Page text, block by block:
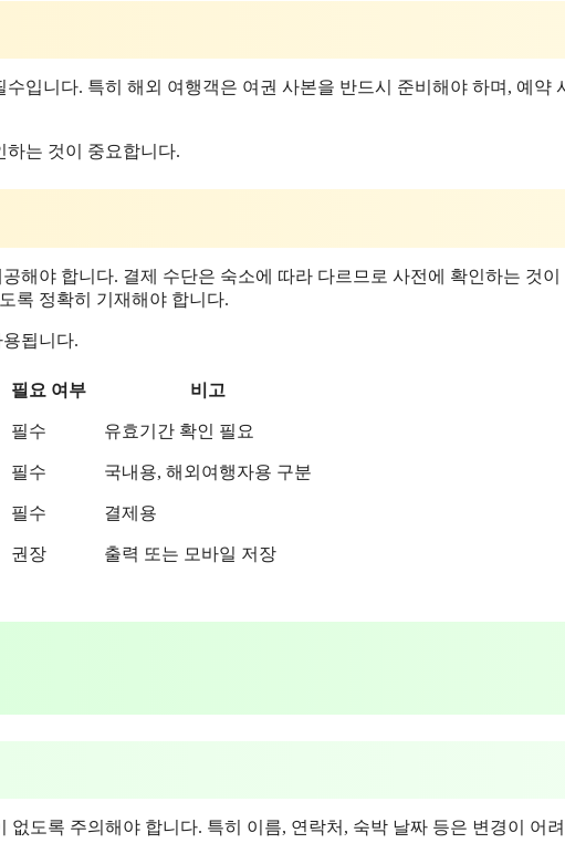
입니다. 특히 해외 여행객은 여권 사본을 반드시 준비해야 하며, 예약
하는 것이 중요합니다.
해야 합니다. 결제 수단은 숙소에 따라 다르므로 사전에 확인하는 것이
록 정확히 기재해야 합니다.
됩니다.
필요 여부 비고
필수 유효기간 확인 필요
필수 국내용, 해외여행자용 구분
필수 결제용
권장 출력 또는 모바일 저장
도록 주의해야 합니다. 특히 이름, 연락처, 숙박 날짜 등은 변경이 어